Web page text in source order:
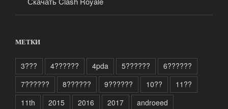
МЕТКИ
3??? 4?????? 4pda 5??????
6??????
7??????
8?????? 9?????? 10??
11??
11th
2015 2016 2017
androeed